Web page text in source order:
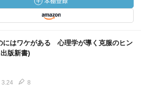
にはワケがある 心理学が導く克服のヒン
版新書)
3.24 8